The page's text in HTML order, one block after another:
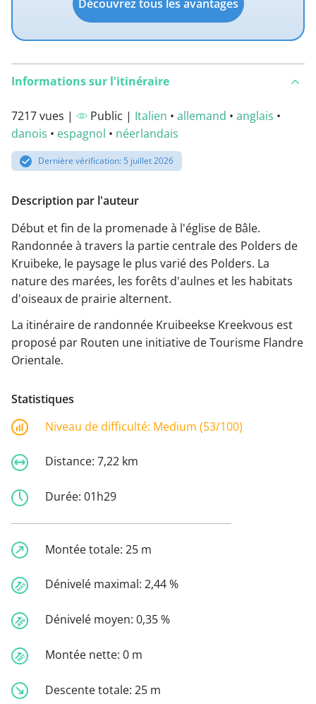
Découvrez tous les avantages
Informations sur l'itinéraire
7217 vues | Public | Italien • allemand • anglais •
danois • espagnol • néerlandais
Dernière vérification: 5 juillet 2026
Description par l'auteur
Début et fin de la promenade à l'église de Bâle.
Randonnée à travers la partie centrale des Polders de
Kruibeke, le paysage le plus varié des Polders. La
nature des marées, les forêts d'aulnes et les habitats
d'oiseaux de prairie alternent.
La itinéraire de randonnée Kruibeekse Kreekvous est
proposé par Routen une initiative de Tourisme Flandre
Orientale.
Statistiques
Niveau de difficulté: Medium (53/100)
Distance: 7,22 km
Durée: 01h29
Montée totale: 25 m
Dénivelé maximal: 2,44 %
Dénivelé moyen: 0,35 %
Montée nette: 0 m
Descente totale: 25 m